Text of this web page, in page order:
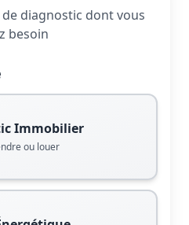
diagnostic dont vous
besoin
Immobilier
ou louer